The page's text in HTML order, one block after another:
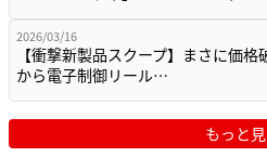
2026/03/16
【衝撃新製品スクープ】まさに価
から電子制御リール…
もっと